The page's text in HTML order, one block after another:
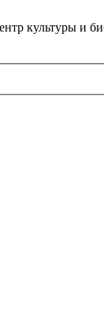
культуры и